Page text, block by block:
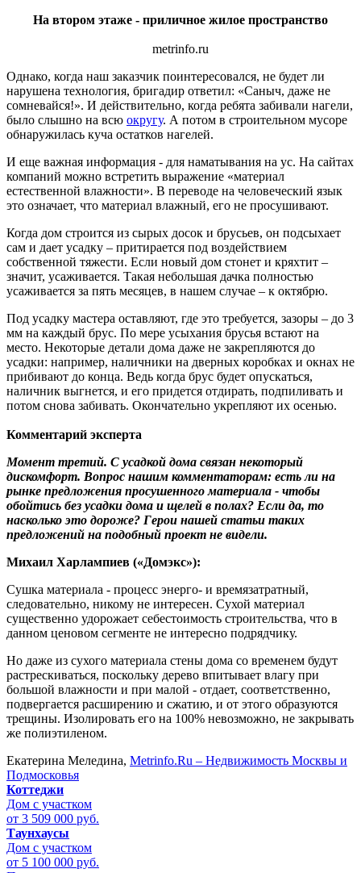
На втором этаже - приличное жилое пространство
metrinfo.ru
Однако, когда наш заказчик поинтересовался, не будет ли
нарушена технология, бригадир ответил: «Саныч, даже не
сомневайся!». И действительно, когда ребята забивали нагели,
было слышно на всю округу. А потом в строительном мусоре
обнаружилась куча остатков нагелей.
И еще важная информация - для наматывания на ус. На сайтах
компаний можно встретить выражение «материал
естественной влажности». В переводе на человеческий язык
это означает, что материал влажный, его не просушивают.
Когда дом строится из сырых досок и брусьев, он подсыхает
сам и дает усадку – притирается под воздействием
собственной тяжести. Если новый дом стонет и кряхтит –
значит, усаживается. Такая небольшая дачка полностью
усаживается за пять месяцев, в нашем случае – к октябрю.
Под усадку мастера оставляют, где это требуется, зазоры – до 3
мм на каждый брус. По мере усыхания брусья встают на
место. Некоторые детали дома даже не закрепляются до
усадки: например, наличники на дверных коробках и окнах не
прибивают до конца. Ведь когда брус будет опускаться,
наличник выгнется, и его придется отдирать, подпиливать и
потом снова забивать. Окончательно укрепляют их осенью.
Комментарий эксперта
Момент третий. С усадкой дома связан некоторый
дискомфорт. Вопрос нашим комментаторам: есть ли на
рынке предложения просушенного материала - чтобы
обойтись без усадки дома и щелей в полах? Если да, то
насколько это дороже? Герои нашей статьи таких
предложений на подобный проект не видели.
Михаил Харлампиев («Домэкс»):
Сушка материала - процесс энерго- и времязатратный,
следовательно, никому не интересен. Сухой материал
существенно удорожает себестоимость строительства, что в
данном ценовом сегменте не интересно подрядчику.
Но даже из сухого материала стены дома со временем будут
растрескиваться, поскольку дерево впитывает влагу при
большой влажности и при малой - отдает, соответственно,
подвергается расширению и сжатию, и от этого образуются
трещины. Изолировать его на 100% невозможно, не закрывать
же полиэтиленом.
Екатерина Меледина, Metrinfo.Ru – Недвижимость Москвы и
Подмосковья
Коттеджи
Дом с участком
от 3 509 000 руб.
Таунхаусы
Дом с участком
от 5 100 000 руб.